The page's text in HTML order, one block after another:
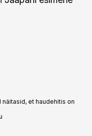
et haudehitis on